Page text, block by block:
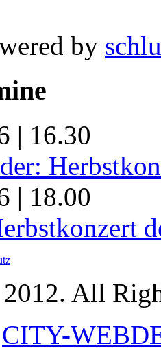
by
| 16.30
| 18.00
All
CITY-